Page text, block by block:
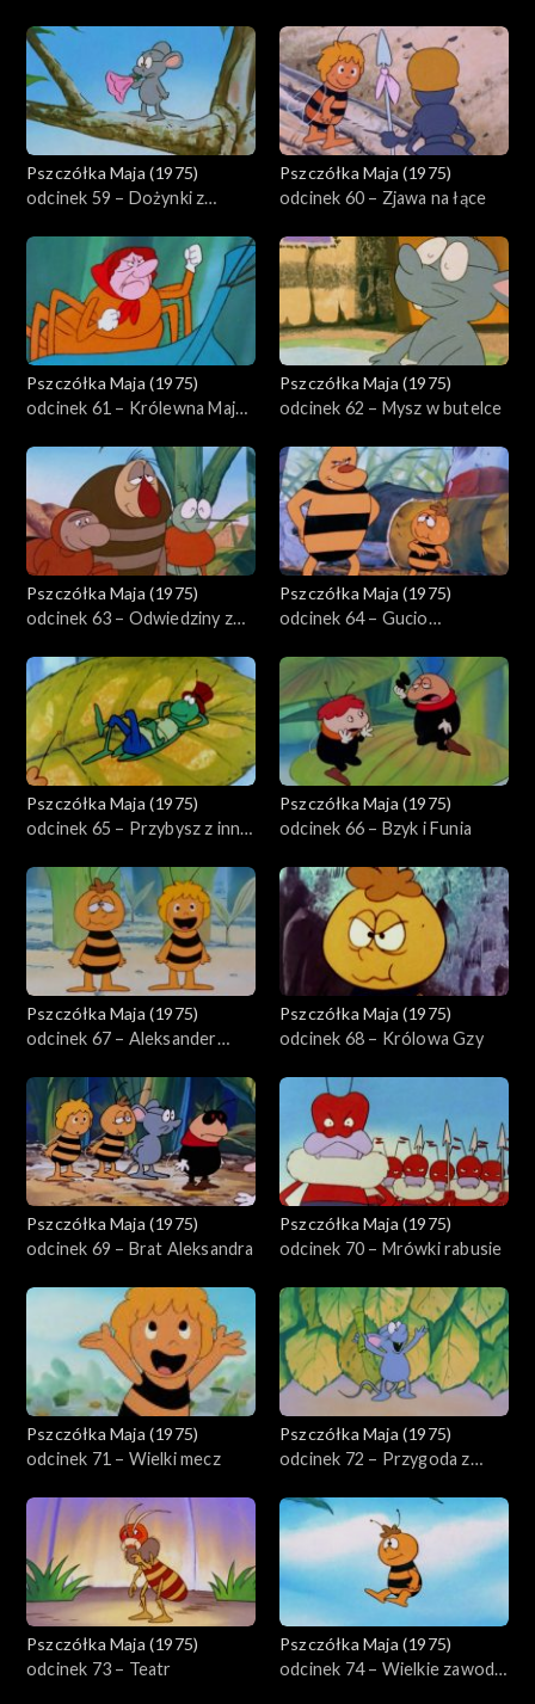
Pszczółka Maja (1975)
odcinek 59 – Dożynki z
Pszczółka Maja (1975)
odcinek 60 – Zjawa na łące
Pszczółka Maja (1975)
odcinek 61 – Królewna Maja i
Pszczółka Maja (1975)
odcinek 62 – Mysz w butelce
Pszczółka Maja (1975)
odcinek 63 – Odwiedziny z
Pszczółka Maja (1975)
odcinek 64 – Gucio
Pszczółka Maja (1975)
odcinek 65 – Przybysz z innej
Pszczółka Maja (1975)
odcinek 66 – Bzyk i Funia
Pszczółka Maja (1975)
odcinek 67 – Aleksander
Pszczółka Maja (1975)
odcinek 68 – Królowa Gzy
Pszczółka Maja (1975)
odcinek 69 – Brat Aleksandra
Pszczółka Maja (1975)
odcinek 70 – Mrówki rabusie
Pszczółka Maja (1975)
odcinek 71 – Wielki mecz
Pszczółka Maja (1975)
odcinek 72 – Przygoda z
Pszczółka Maja (1975)
odcinek 73 – Teatr
Pszczółka Maja (1975)
odcinek 74 – Wielkie zawody